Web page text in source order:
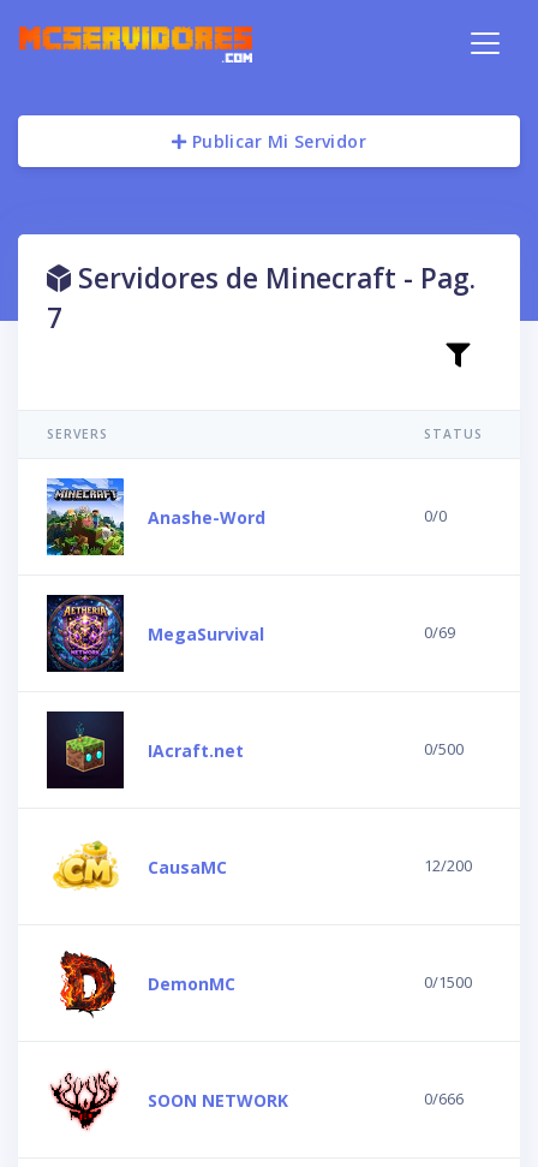
Publicar Mi Servidor
Servidores de Minecraft - Pag.
7
SERVERS STATUS
Anashe-Word 0/0
MegaSurvival 0/69
IAcraft.net 0/500
CausaMC 12/200
DemonMC 0/1500
SOON NETWORK 0/666